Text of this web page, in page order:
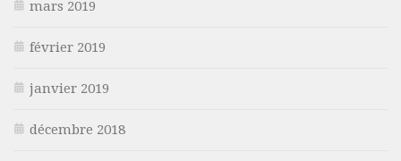
mars 2019
février 2019
janvier 2019
décembre 2018